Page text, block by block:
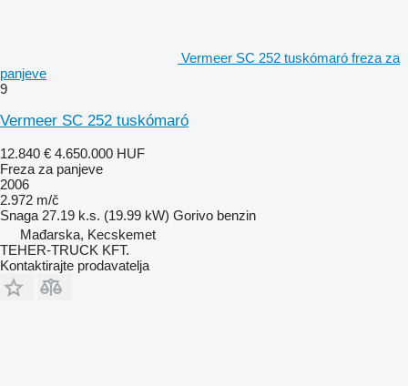
Vermeer SC 252 tuskómaró freza za
panjeve
9
Vermeer SC 252 tuskómaró
12.840 € 4.650.000 HUF
Freza za panjeve
2006
2.972 m/č
Snaga 27.19 k.s. (19.99 kW) Gorivo benzin
Mađarska, Kecskemet
TEHER-TRUCK KFT.
Kontaktirajte prodavatelja